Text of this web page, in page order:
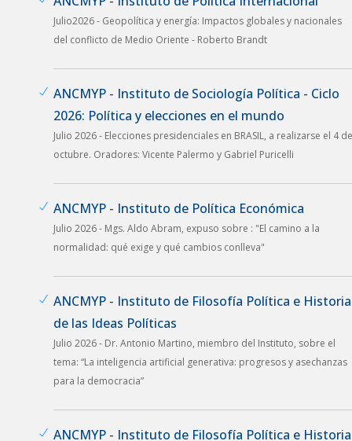
Julio2026 - Geopolítica y energía: Impactos globales y nacionales
del conflicto de Medio Oriente - Roberto Brandt
ANCMYP - Instituto de Sociología Política - Ciclo
2026: Política y elecciones en el mundo
Julio 2026 - Elecciones presidenciales en BRASIL, a realizarse el 4 de
octubre. Oradores: Vicente Palermo y Gabriel Puricelli
ANCMYP - Instituto de Política Económica
Julio 2026 - Mgs. Aldo Abram, expuso sobre : "El camino a la
normalidad: qué exige y qué cambios conlleva"
ANCMYP - Instituto de Filosofía Política e Historia
de las Ideas Políticas
Julio 2026 - Dr. Antonio Martino, miembro del Instituto, sobre el
tema: “La inteligencia artificial generativa: progresos y asechanzas
para la democracia”
ANCMYP - Instituto de Filosofía Política e Historia